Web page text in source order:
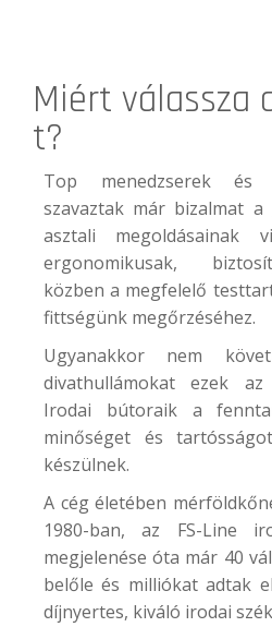
Miért válassza
t?
Top menedzserek és
szavaztak már bizalmat
asztali megoldásainak
ergonomikusak,
közben a megfelelő
fittségünk megőrzéséhez.
Ugyanakkor nem
divathullámokat ezek az
Irodai bútoraik a
minőséget és
készülnek.
A cég életében
1980-ban, az FS-Line
megjelenése óta már 40
belőle és milliókat adtak
díjnyertes, kiváló irodai